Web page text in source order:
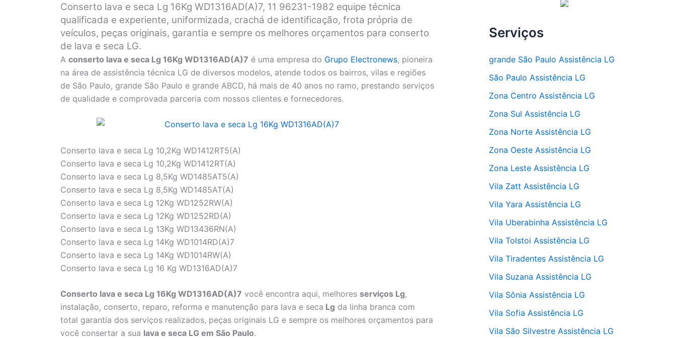
Conserto lava e seca Lg 16Kg WD1316AD(A)7, 11 96231-1982 equipe técnica
qualificada e experiente, uniformizada, crachá de identificação, frota própria de
veículos, peças originais, garantia e sempre os melhores orçamentos para conserto
de lava e seca LG.
A conserto lava e seca Lg 16Kg WD1316AD(A)7 é uma empresa do Grupo Electronews, pioneira
na área de assistência técnica LG de diversos modelos, atende todos os bairros, vilas e regiões
de São Paulo, grande São Paulo e grande ABCD, há mais de 40 anos no ramo, prestando serviços
de qualidade e comprovada parceria com nossos clientes e fornecedores.
Conserto lava e seca Lg 10,2Kg WD1412RT5(A)
Conserto lava e seca Lg 10,2Kg WD1412RT(A)
Conserto lava e seca Lg 8,5Kg WD1485AT5(A)
Conserto lava e seca Lg 8,5Kg WD1485AT(A)
Conserto lava e seca Lg 12Kg WD1252RW(A)
Conserto lava e seca Lg 12Kg WD1252RD(A)
Conserto lava e seca Lg 13Kg WD13436RN(A)
Conserto lava e seca Lg 14Kg WD1014RD(A)7
Conserto lava e seca Lg 14Kg WD1014RW(A)
Conserto lava e seca Lg 16 Kg WD1316AD(A)7
Conserto lava e seca Lg 16Kg WD1316AD(A)7 você encontra aqui, melhores serviços Lg,
instalação, conserto, reparo, reforma e manutenção para lava e seca Lg da linha branca com
total garantia dos serviços realizados, peças originais LG e sempre os melhores orçamentos para
você consertar a sua lava e seca LG em São Paulo.
k
Serviços
grande São Paulo Assistência LG
São Paulo Assistência LG
Zona Centro Assistência LG
Zona Sul Assistência LG
Zona Norte Assistência LG
Zona Oeste Assistência LG
Zona Leste Assistência LG
Vila Zatt Assistência LG
Vila Yara Assistência LG
Vila Uberabinha Assistência LG
Vila Tolstoi Assistência LG
Vila Tiradentes Assistência LG
Vila Suzana Assistência LG
Vila Sônia Assistência LG
Vila Sofia Assistência LG
Vila São Silvestre Assistência LG